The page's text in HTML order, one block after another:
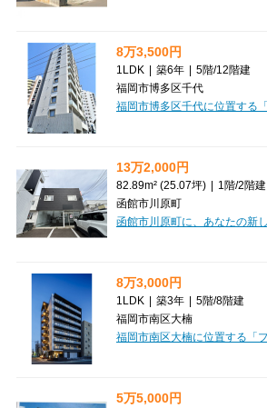
8万3,500円
1LDK | 築6年 | 5階/12階建
福岡市博多区千代
13万2,000円
82.89m² (25.07坪) | 1階/2階建
函館市川原町
8万3,000円
1LDK | 築3年 | 5階/8階建
福岡市南区大楠
5万5,000円